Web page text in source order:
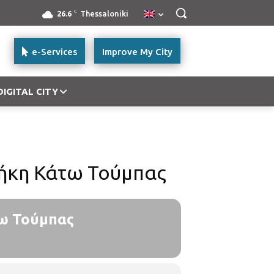
26.6 C Thessaloniki
Improve My City
e-Services
CITY
Κάτω Τούμπας
Τούμπας